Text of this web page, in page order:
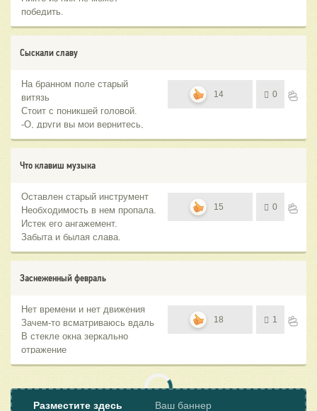
победить.
Наверно, не хотят чтоб
побеждали
Те, что людей успели
Сыскали славу
На бранном поле старый
витязь
Стоит с поникшей головой.
-О, други вы мои вернитесь,
Идемте вместе мы домой.
14 0
Что клавиш музыка
Оставлен старый инструмент
Необходимость в нем пропала.
Истек его ангажемент.
Забыта и былая слава.
15 0
Заснеженный февраль
Нет времени и нет движения
Зачем-то всматриваюсь вдаль
В стекле окна зеркально
отражение
А за окном заснеженный
18 1
Разместите здесь Ваш баннер